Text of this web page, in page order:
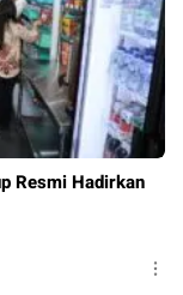
Resmi Hadirkan